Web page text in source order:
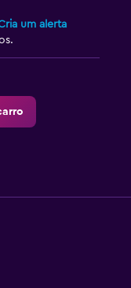
um alerta